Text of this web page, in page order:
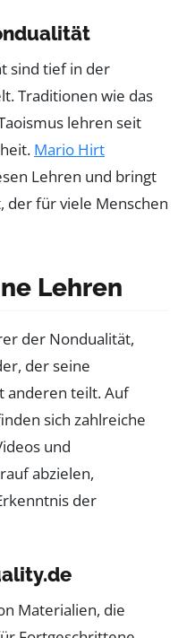
sind tief in der
Traditionen wie das
lehren seit
Mario Hirt
Lehren und bringt
der für viele Menschen
Lehren
der Nondualität,
der seine
anderen teilt. Auf
sich zahlreiche
und
abzielen,
der
Materialien, die